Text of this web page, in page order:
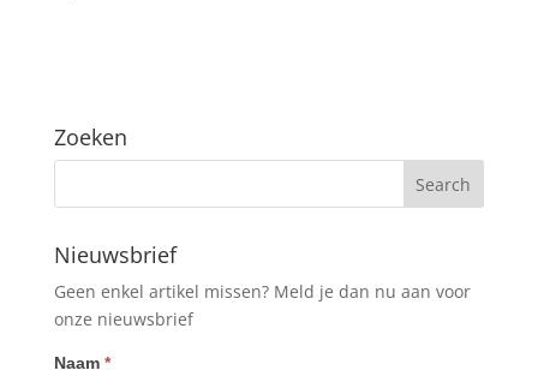
Zoeken
Nieuwsbrief
Geen enkel artikel missen? Meld je dan nu aan voor
onze nieuwsbrief
Nieuwsbrief
Naam *